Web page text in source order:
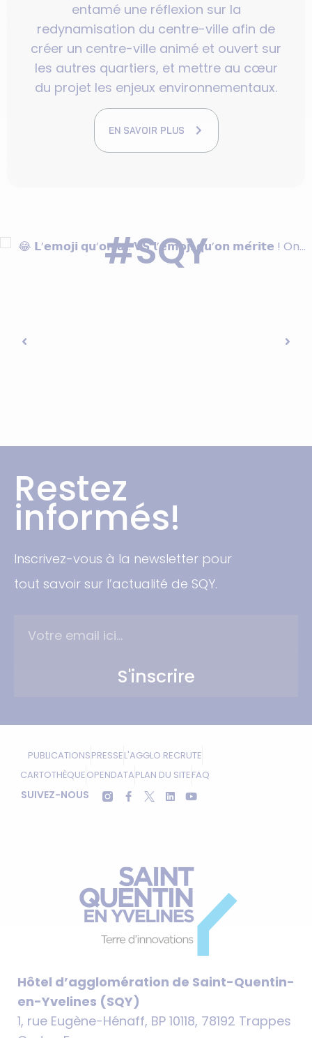
entamé une réflexion sur la
redynamisation du centre-ville afin de
créer un centre-ville animé et ouvert sur
les autres quartiers, et mettre au cœur
du projet les enjeux environnementaux.
EN SAVOIR PLUS
#SQY
Restez
informés!
Inscrivez-vous à la newsletter pour
tout savoir sur l’actualité de SQY.
S'inscrire
PUBLICATIONSPRESSEL'AGGLO RECRUTE
CARTOTHÈQUEOPENDATAPLAN DU SITEFAQ
SUIVEZ-NOUS
Hôtel d’agglomération de Saint-Quentin-
en-Yvelines (SQY)
1, rue Eugène-Hénaff, BP 10118, 78192 Trappes